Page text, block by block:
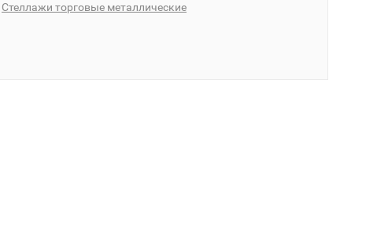
Стеллажи торговые металлические